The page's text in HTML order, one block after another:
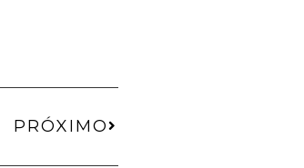
PRÓXIMO